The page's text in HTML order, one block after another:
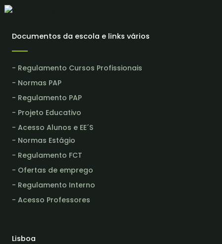
Documentos da escola e links vários
- Regulamento Cursos Profissionais
- Normas PAP
- Regulamento PAP
- Projeto Educativo
- Acesso Alunos e EE´S
- Normas Estágio
- Regulamento FCT
- Ofertas de emprego
- Regulamento Interno
- Acesso Professores
Lisboa